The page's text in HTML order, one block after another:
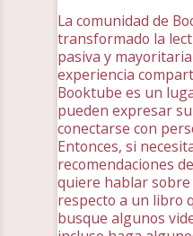
La comunidad de
transformado la
pasiva y
experiencia
Booktube es un
pueden expresar
conectarse con
Entonces, si
recomendaciones
quiere hablar
respecto a un libro
busque algunos